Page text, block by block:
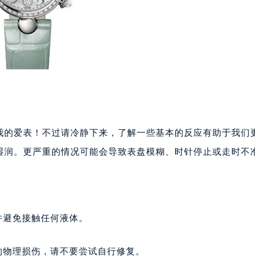
爱表！不过请冷静下来，了解一些基本的反应有助于我们
。更严重的情况可能会导致表盘模糊、时针停止或走时不
免接触任何液体。
理损伤，请不要尝试自行修复。